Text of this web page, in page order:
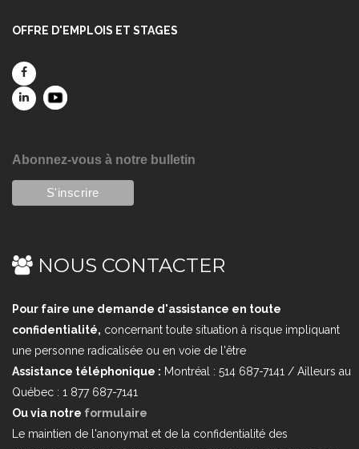
OFFRE D'EMPLOIS ET STAGES
Abonnez-vous à notre bulletin
NOUS CONTACTER
Pour faire une demande d'assistance en toute
confidentialité, concernant toute situation à risque impliquant
une personne radicalisée ou en voie de l'être
Assistance téléphonique : Montréal : 514 687-7141 / Ailleurs au
Québec : 1 877 687-7141
Ou via notre formulaire
Le maintien de l'anonymat et de la confidentialité des